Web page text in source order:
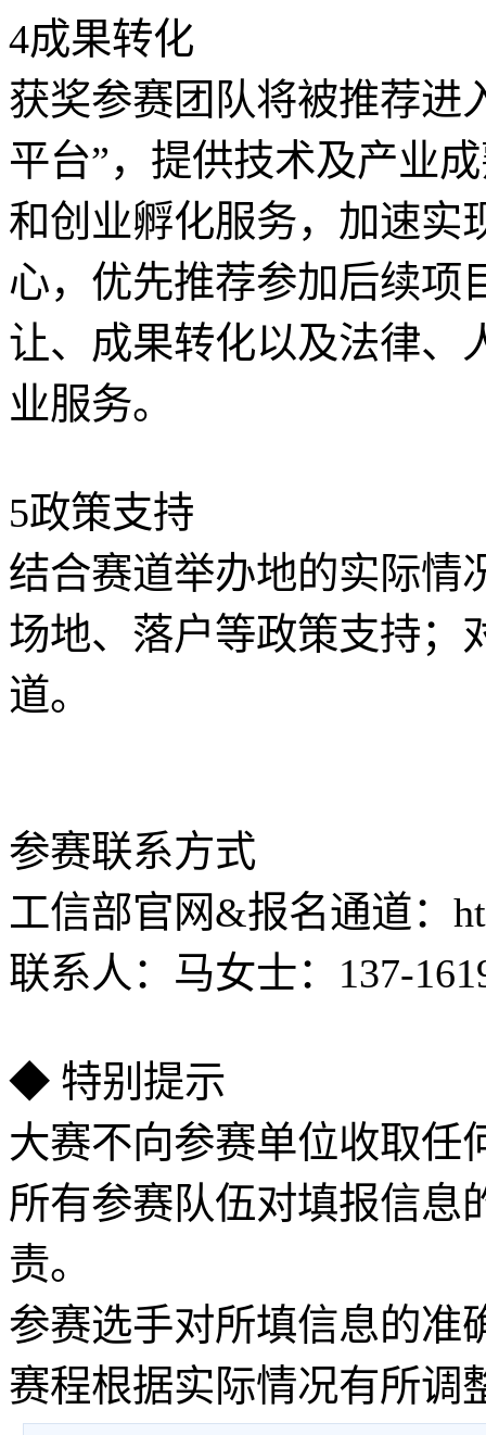
4成果转化
获奖参赛团队将被推荐进
平台”，提供技术及产业
和创业孵化服务，加速实
心，优先推荐参加后续项
让、成果转化以及法律、
业服务。
5政策支持
结合赛道举办地的实际情
场地、落户等政策支持；
道。
参赛联系方式
工信部官网&报名通道：
联系人：马女士：137-
◆ 特别提示
大赛不向参赛单位收取任
所有参赛队伍对填报信息
责。
参赛选手对所填信息的准
赛程根据实际情况有所调